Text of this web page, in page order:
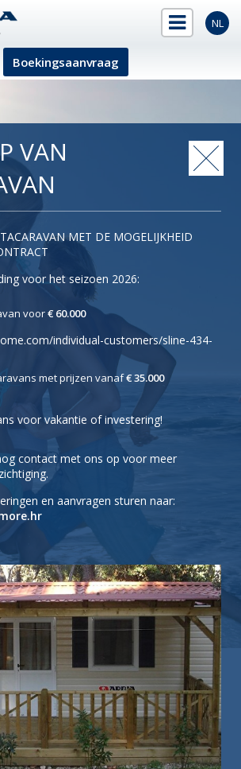
NL
Boekingsaanvraag
VAN
MET DE MOGELIJKHEID
voor het seizoen 2026:
voor€ 60.000
individual-customers/sline-434-
met prijzen vanaf€ 35.000
voor vakantie of investering!
contact met ons op voor meer
en aanvragen sturen naar: